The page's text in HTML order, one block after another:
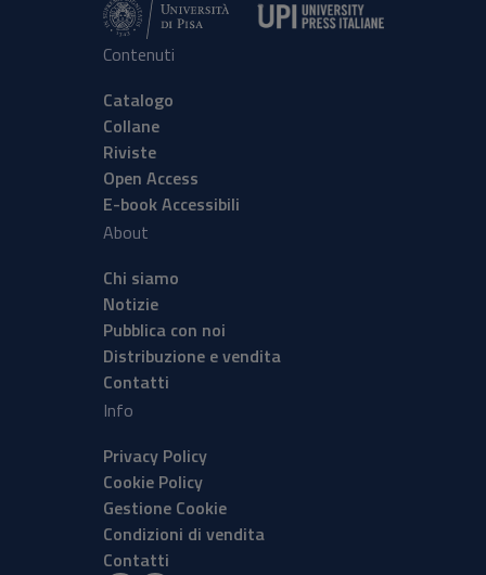
Contenuti
Catalogo
Collane
Riviste
Open Access
E-book Accessibili
About
Chi siamo
Notizie
Pubblica con noi
Distribuzione e vendita
Contatti
Info
Privacy Policy
Cookie Policy
Gestione Cookie
Condizioni di vendita
Contatti